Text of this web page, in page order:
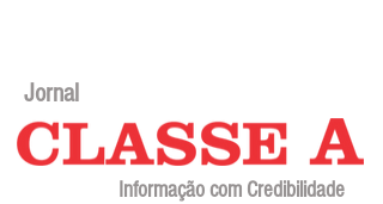
Jornal
Informação com Credibilidade